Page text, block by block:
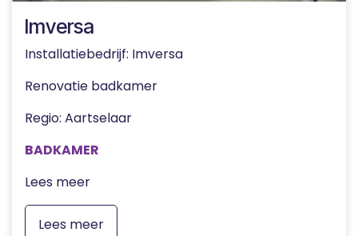
Imversa
Installatiebedrijf: Imversa
Renovatie badkamer
Regio: Aartselaar
BADKAMER
Lees meer
Lees meer